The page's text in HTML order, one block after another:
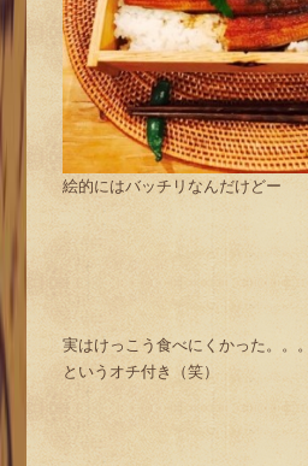
絵的にはバッチリなんだけどー
実はけっこう食べにくかった。。。
というオチ付き（笑）